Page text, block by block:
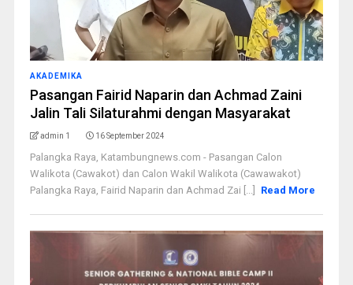
AKADEMIKA
Pasangan Fairid Naparin dan Achmad Zaini
Jalin Tali Silaturahmi dengan Masyarakat
admin 1 16 September 2024
Palangka Raya, Katambungnews.com - Pasangan Calon
Walikota (Cawakot) dan Calon Wakil Walikota (Cawawakot)
Palangka Raya, Fairid Naparin dan Achmad Zai [...]
Read More